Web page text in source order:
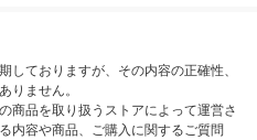
しておりますが、その内容の正確性、
りません。
商品を取り扱うストアによって運営さ
内容や商品、ご購入に関するご質問